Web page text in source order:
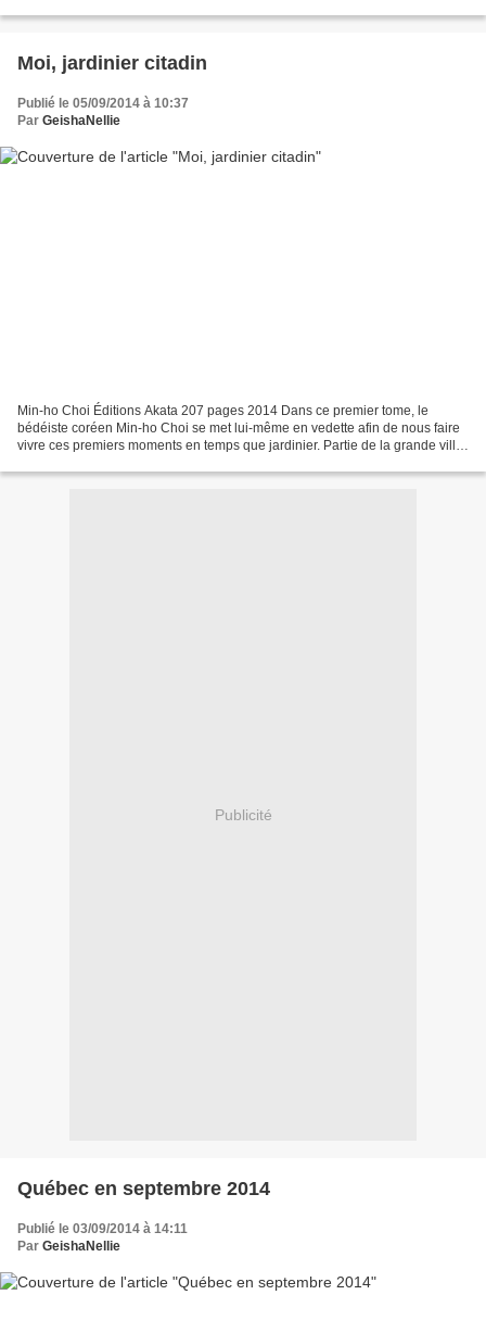
Moi, jardinier citadin
Publié le 05/09/2014 à 10:37
Par GeishaNellie
Min-ho Choi Éditions Akata 207 pages 2014 Dans ce premier tome, le
bédéiste coréen Min-ho Choi se met lui-même en vedette afin de nous faire
vivre ces premiers moments en temps que jardinier. Partie de la grande ville
Publicité
Québec en septembre 2014
Publié le 03/09/2014 à 14:11
Par GeishaNellie